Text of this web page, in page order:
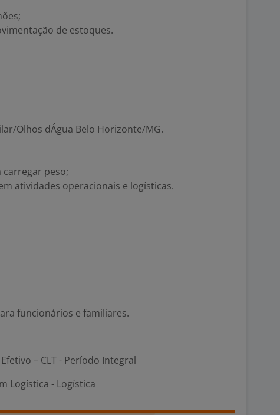
de estoques.
Olhos dÁgua Belo Horizonte/MG.
peso;
atividades operacionais e logísticas.
funcionários e familiares.
Efetivo – CLT - Período Integral
Logística - Logística